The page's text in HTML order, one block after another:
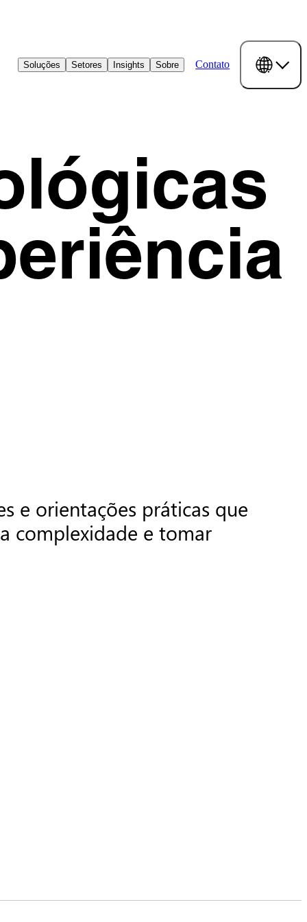
Soluções Setores Insights Sobre Contato
e orientações práticas que
complexidade e tomar